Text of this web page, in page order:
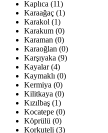
Kaplıca (11)
Karaağaç (1)
Karakol (1)
Karakum (0)
Karaman (0)
Karaoğlan (0)
Karşıyaka (9)
Kayalar (4)
Kaymaklı (0)
Kermiya (0)
Kilitkaya (0)
Kızılbaş (1)
Kocatepe (0)
Köprülü (0)
Korkuteli (3)